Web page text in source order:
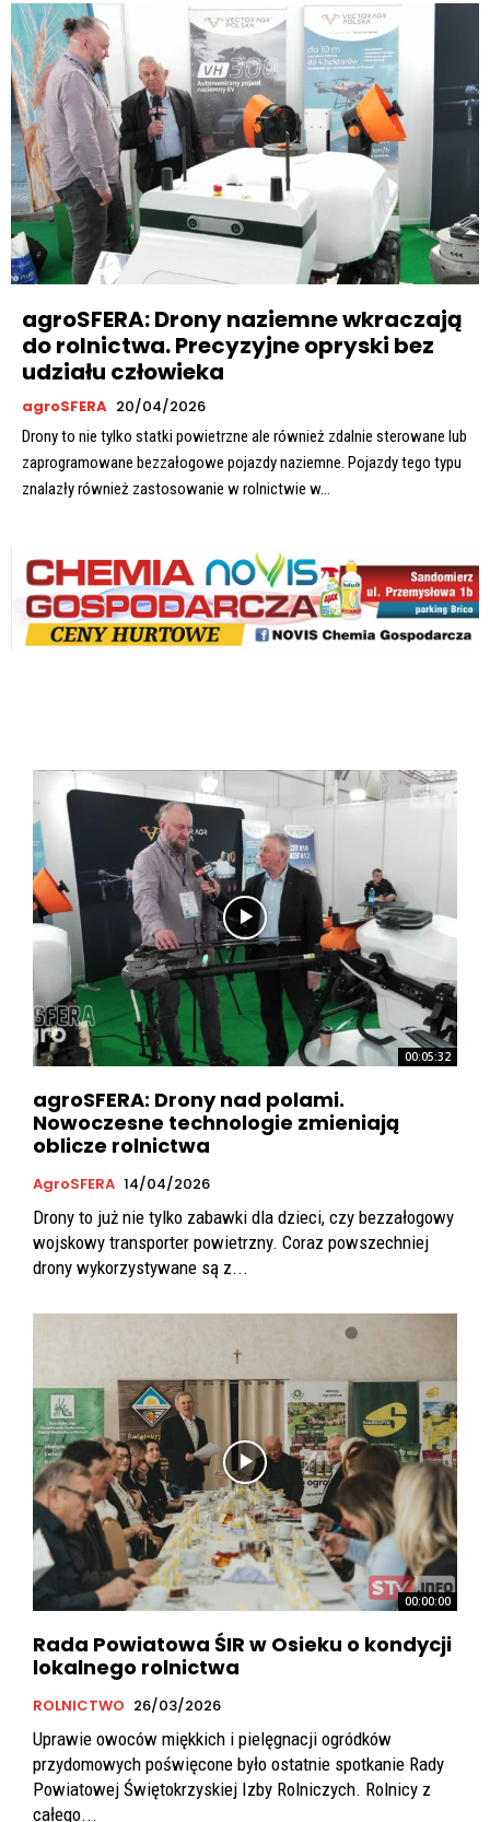
agroSFERA: Drony naziemne wkraczają
do rolnictwa. Precyzyjne opryski bez
udziału człowieka
agroSFERA 20/04/2026
Drony to nie tylko statki powietrzne ale również zdalnie sterowane lub
zaprogramowane bezzałogowe pojazdy naziemne. Pojazdy tego typu
znalazły również zastosowanie w rolnictwie w...
00:05:32
agroSFERA: Drony nad polami.
Nowoczesne technologie zmieniają
oblicze rolnictwa
AgroSFERA 14/04/2026
Drony to już nie tylko zabawki dla dzieci, czy bezzałogowy
wojskowy transporter powietrzny. Coraz powszechniej
drony wykorzystywane są z...
00:00:00
Rada Powiatowa ŚIR w Osieku o kondycji
lokalnego rolnictwa
ROLNICTWO 26/03/2026
Uprawie owoców miękkich i pielęgnacji ogródków
przydomowych poświęcone było ostatnie spotkanie Rady
Powiatowej Świętokrzyskiej Izby Rolniczych. Rolnicy z
całego...